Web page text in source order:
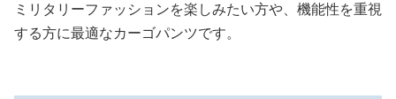
ミリタリーファッションを楽しみたい方や、機能性を重視
する方に最適なカーゴパンツです。